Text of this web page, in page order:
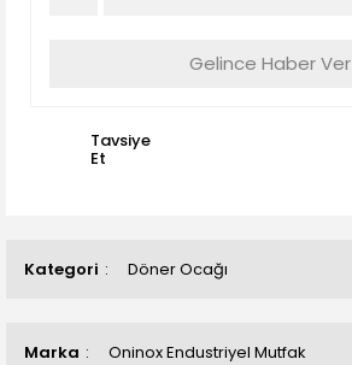
Kategori Döner Ocağı
Marka Oninox Endustriyel Mutfak
Gelince Haber Ver
Tavsiye
Et